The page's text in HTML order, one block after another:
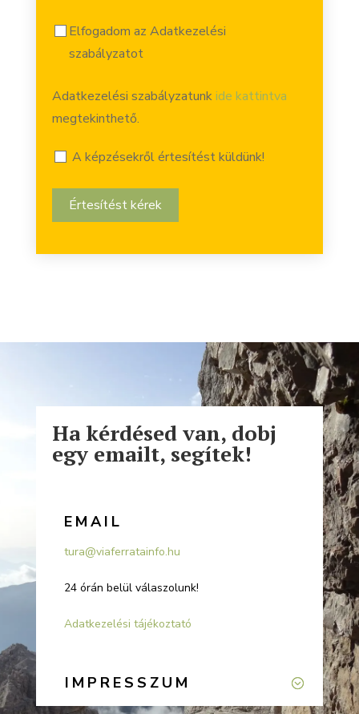
Elfogadom az Adatkezelési
szabályzatot
Adatkezelési szabályzatunkide kattintva
megtekinthető.
A képzésekről értesítést küldünk!
Értesítést kérek
Ha kérdésed van, dobj
egy emailt, segítek!
EMAIL
tura@viaferratainfo.hu
24 órán belül válaszolunk!
Adatkezelési tájékoztató
IMPRESSZUM